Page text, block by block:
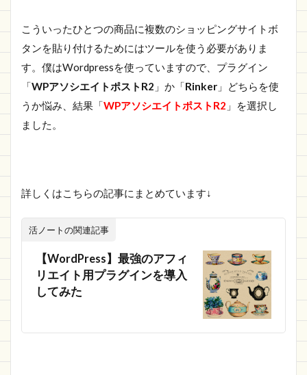
こういったひとつの商品に複数のショッピングサイトボ
タンを貼り付けるためにはツールを使う必要がありま
す。僕はWordpressを使っていますので、プラグイン
「WPアソシエイトポストR2 」か「Rinker 」どちらを使
うか悩み、結果「WPアソシエイトポストR2 」を選択し
ました。
詳しくはこちらの記事にまとめています↓
活ノートの関連記事
【WordPress】最強のアフィ
リエイト用プラグインを導入
してみた